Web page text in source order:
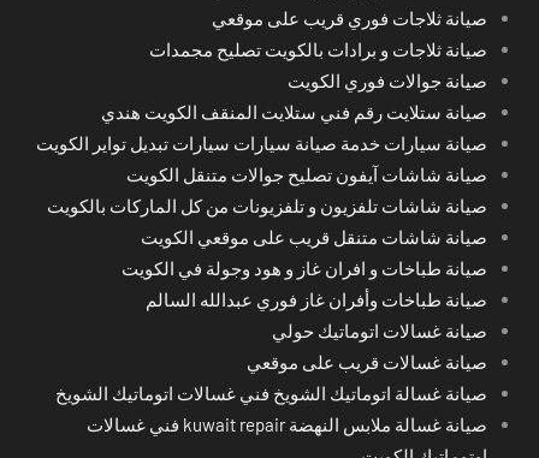
صيانة ثلاجات فوري قريب على موقعي
صيانة ثلاجات و برادات بالكويت تصليح مجمدات
صيانة جوالات فوري الكويت
صيانة ستلايت رقم فني ستلايت المنقف الكويت هندي
صيانة سيارات خدمة صيانة سيارات سيارات تبديل تواير الكويت
صيانة شاشات آيفون تصليح جوالات متنقل الكويت
صيانة شاشات تلفزيون و تلفزيونات من كل الماركات بالكويت
صيانة شاشات متنقل قريب على موقعي الكويت
صيانة طباخات و افران غاز و هود وجولة في الكويت
صيانة طباخات وأفران غاز فوري عبدالله السالم
صيانة غسالات اتوماتيك حولي
صيانة غسالات قريب على موقعي
صيانة غسالة اتوماتيك الشويخ فني غسالات اتوماتيك الشويخ
صيانة غسالة ملابس النهضة kuwait repair فني غسالات